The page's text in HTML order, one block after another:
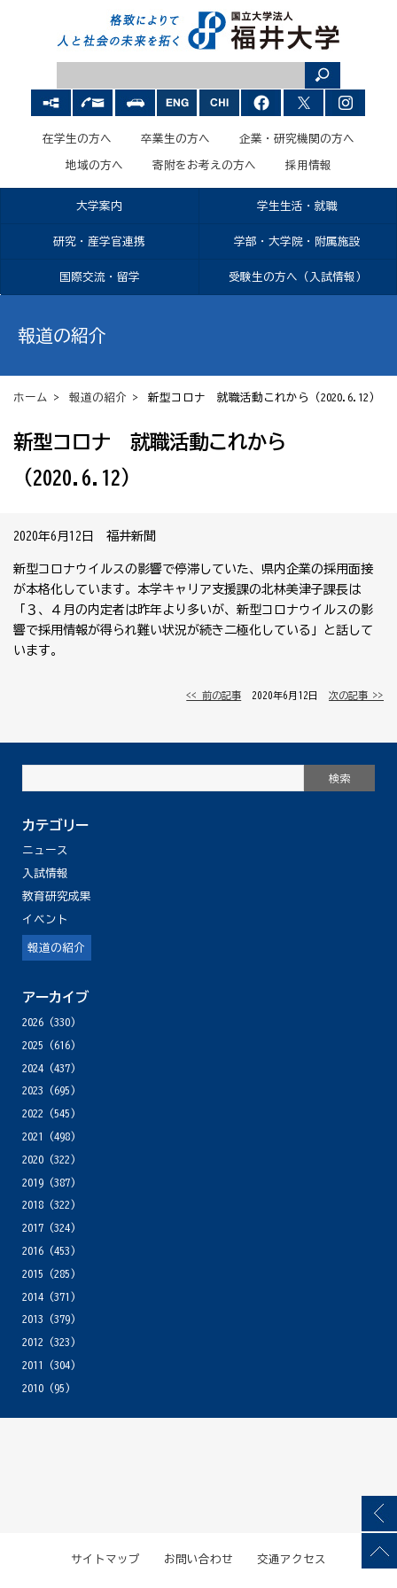
在学生の方へ 卒業生の方へ 企業・研究機関の方へ
地域の方へ 寄附をお考えの方へ 採用情報
大学案内 学生生活・就職
研究・産学官連携 学部・大学院・附属施設
国際交流・留学 受験生の方へ（入試情報）
報道の紹介
ホーム > 報道の紹介 > 新型コロナ 就職活動これから（2020.6.12）
新型コロナ 就職活動これから
（2020.6.12）
2020年6月12日 福井新聞
新型コロナウイルスの影響で停滞していた、県内企業の採用面接
が本格化しています。本学キャリア支援課の北林美津子課長は
「３、４月の内定者は昨年より多いが、新型コロナウイルスの影
響で採用情報が得られ難い状況が続き二極化している」と話して
います。
<< 前の記事 │ 2020年6月12日 │次の記事 >>
カテゴリー
ニュース
入試情報
教育研究成果
イベント
報道の紹介
アーカイブ
2026(330)
2025 (616)
2024(437)
2023 (695)
2022 (545)
2021
(498)
2020(322)
2019(387)
2018(322)
2017(324)
2016(453)
2015 (285)
2014(371)
2013 (379)
2012 (323)
2011
(304)
2010(95)
サイトマップ お問い合わせ 交通アクセス